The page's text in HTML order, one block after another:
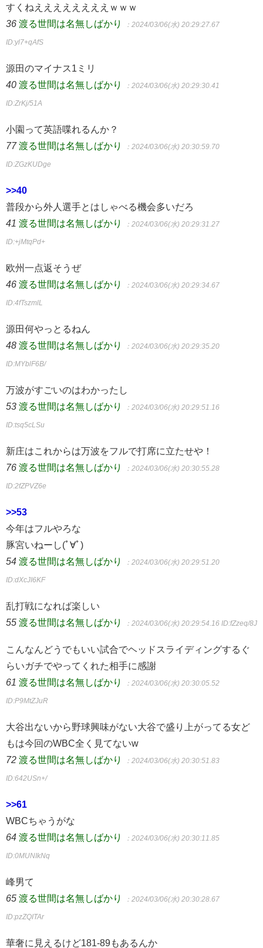
すくねええええええええｗｗｗ
36 渡る世間は名無しばかり ：2024/03/06(水) 20:29:27.67
ID:yl7+qAfS
源田のマイナス1ミリ
40 渡る世間は名無しばかり ：2024/03/06(水) 20:29:30.41
ID:ZrKj/51A
小園って英語喋れるんか？
77 渡る世間は名無しばかり ：2024/03/06(水) 20:30:59.70
ID:ZGzKUDge
>>40
普段から外人選手とはしゃべる機会多いだろ
41 渡る世間は名無しばかり ：2024/03/06(水) 20:29:31.27
ID:+jMtqPd+
欧州一点返そうぜ
46 渡る世間は名無しばかり ：2024/03/06(水) 20:29:34.67
ID:4fTszmlL
源田何やっとるねん
48 渡る世間は名無しばかり ：2024/03/06(水) 20:29:35.20
ID:MYblF6B/
万波がすごいのはわかったし
53 渡る世間は名無しばかり ：2024/03/06(水) 20:29:51.16
ID:tsq5cLSu
新庄はこれからは万波をフルで打席に立たせや！
76 渡る世間は名無しばかり ：2024/03/06(水) 20:30:55.28
ID:2fZPVZ6e
>>53
今年はフルやろな
豚宮いねーし(ﾟ∀ﾟ)
54 渡る世間は名無しばかり ：2024/03/06(水) 20:29:51.20
ID:dXcJI6KF
乱打戦になれば楽しい
55 渡る世間は名無しばかり ：2024/03/06(水) 20:29:54.16 ID:fZzeq/8J
こんなんどうでもいい試合でヘッドスライディングするぐ
らいガチでやってくれた相手に感謝
61 渡る世間は名無しばかり ：2024/03/06(水) 20:30:05.52
ID:P9MtZJuR
大谷出ないから野球興味がない大谷で盛り上がってる女ど
もは今回のWBC全く見てないw
72 渡る世間は名無しばかり ：2024/03/06(水) 20:30:51.83
ID:642USn+/
>>61
WBCちゃうがな
64 渡る世間は名無しばかり ：2024/03/06(水) 20:30:11.85
ID:0MUNIkNq
峰男て
65 渡る世間は名無しばかり ：2024/03/06(水) 20:30:28.67
ID:pzZQITAr
華奢に見えるけど181-89もあるんか